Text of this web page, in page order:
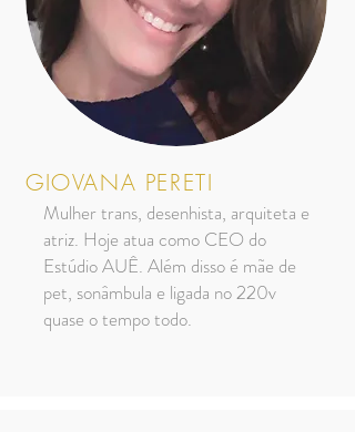
GIOVANA PERETI
Mulher trans, desenhista, arquiteta e
atriz. Hoje atua como CEO do
Estúdio AUÊ. Além disso é mãe de
pet, sonâmbula e ligada no 220v
quase o tempo todo.